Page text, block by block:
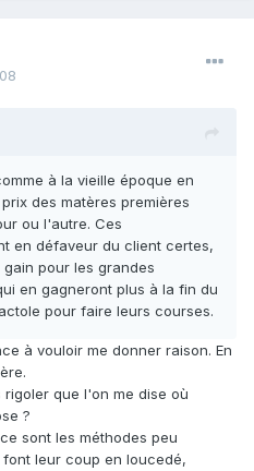
à la vieille époque en
des matères premières
ou l'autre. Ces
en défaveur du client certes,
pour les grandes
en gagneront plus à la fin du
pour faire leurs courses.
à vouloir me donner raison. En
que l'on me dise où
?
sont les méthodes peu
leur coup en loucedé,